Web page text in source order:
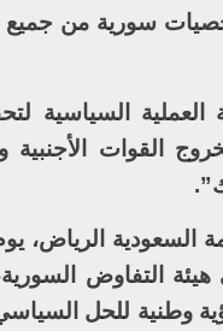
شخصيات سورية من
السياسية
القوات
السعودية
التفاوض
للحل